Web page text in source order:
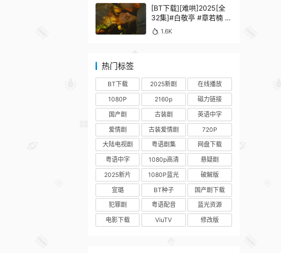
[BT下载][难哄]2025[全
32集]#白敬亭 #章若楠 #
何炅 #秦沛 #鲍起静
1.6K
热门标签
BT下载 2025新剧
在线播放
1080P
2160p
磁力链接
国产剧
古装剧
英语中字
爱情剧
古装爱情剧
720P
大陆电视剧
粤语剧集
网盘下载
粤语中字
1080p高清
悬疑剧
2025新片
1080P蓝光
破解版
宣璐
BT种子
国产剧下载
犯罪剧
粤语配音
蓝光资源
电影下载
ViuTV 修改版